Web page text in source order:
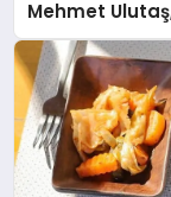
Mehmet
açıklamada